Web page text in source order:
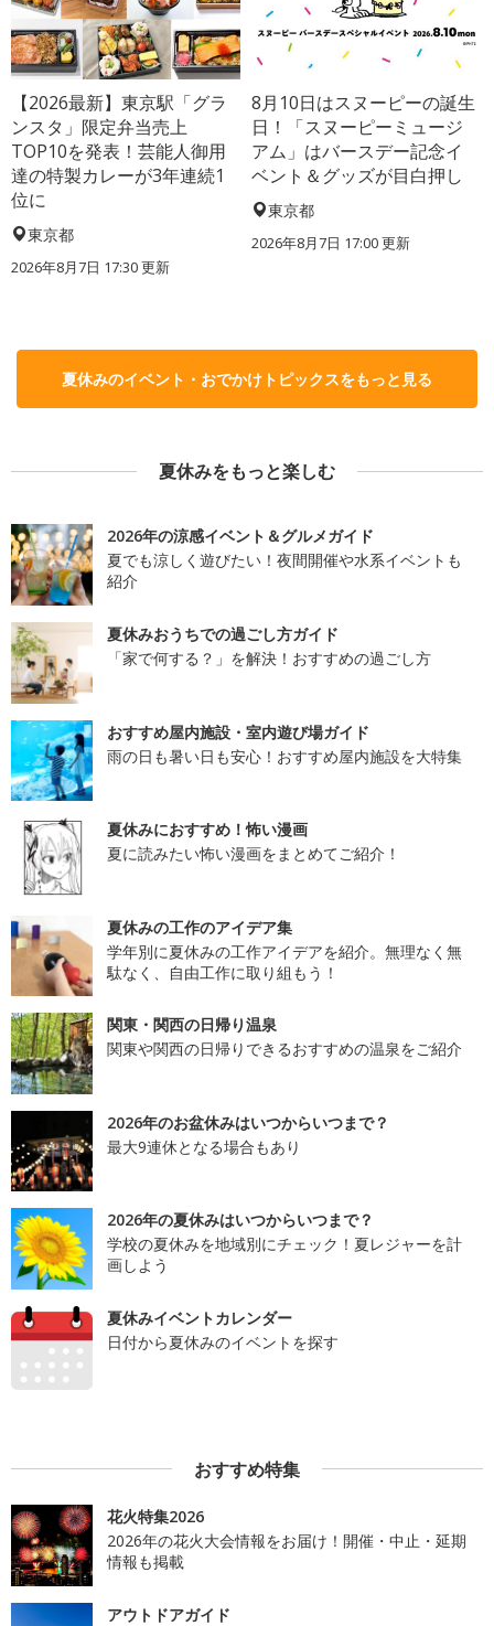
【2026最新】東京駅「グラ
ンスタ」限定弁当売上
TOP10を発表！芸能人御用
達の特製カレーが3年連続1
位に
東京都
2026年8月7日 17:30更新
8月10日はスヌーピーの誕生
日！「スヌーピーミュージ
アム」はバースデー記念イ
ベント＆グッズが目白押し
東京都
2026年8月7日 17:00更新
夏休みのイベント・おでかけトピックスをもっと見る
夏休みをもっと楽しむ
2026年の涼感イベント＆グルメガイド
夏でも涼しく遊びたい！夜間開催や水系イベントも
紹介
夏休みおうちでの過ごし方ガイド
「家で何する？」を解決！おすすめの過ごし方
おすすめ屋内施設・室内遊び場ガイド
雨の日も暑い日も安心！おすすめ屋内施設を大特集
夏休みにおすすめ！怖い漫画
夏に読みたい怖い漫画をまとめてご紹介！
夏休みの工作のアイデア集
学年別に夏休みの工作アイデアを紹介。無理なく無
駄なく、自由工作に取り組もう！
関東・関西の日帰り温泉
関東や関西の日帰りできるおすすめの温泉をご紹介
2026年のお盆休みはいつからいつまで？
最大9連休となる場合もあり
2026年の夏休みはいつからいつまで？
学校の夏休みを地域別にチェック！夏レジャーを計
画しよう
夏休みイベントカレンダー
日付から夏休みのイベントを探す
おすすめ特集
花火特集2026
2026年の花火大会情報をお届け！開催・中止・延期
情報も掲載
アウトドアガイド